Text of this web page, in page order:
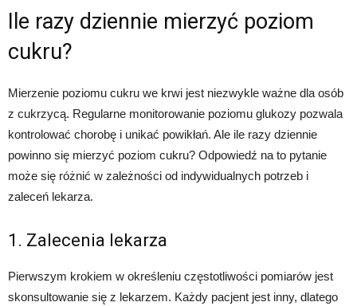
Ile razy dziennie mierzyć poziom
cukru?
Mierzenie poziomu cukru we krwi jest niezwykle ważne dla osób
z cukrzycą. Regularne monitorowanie poziomu glukozy pozwala
kontrolować chorobę i unikać powikłań. Ale ile razy dziennie
powinno się mierzyć poziom cukru? Odpowiedź na to pytanie
może się różnić w zależności od indywidualnych potrzeb i
zaleceń lekarza.
1. Zalecenia lekarza
Pierwszym krokiem w określeniu częstotliwości pomiarów jest
skonsultowanie się z lekarzem. Każdy pacjent jest inny, dlatego